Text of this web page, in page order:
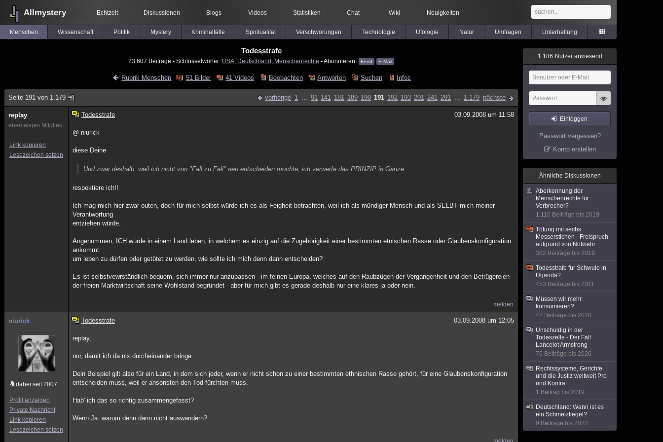
Allmystery Echtzeit Diskussionen Blogs Videos Statistiken Chat Wiki Neuigkeiten
Menschen Wissenschaft Politik Mystery Kriminalfälle Spiritualität Verschwörungen Technologie Ufologie Natur Umfragen Unterhaltung
Todesstrafe
23.607 Beiträge ▪ Schlüsselwörter: USA Deutschland Menschenrechte ▪ Abonnieren: Feed E-Mail
Rubrik Menschen 51 Bilder 41 Videos Beobachten Antworten Suchen Infos
Seite 191 von 1.179 vorherige 1 ... 91 141 181 189 190 191 192 193 201 241 291 ... 1.179 nächste
replay
ehemaliges Mitglied
Link kopieren
Lesezeichen setzen
Todesstrafe 03.09.2008 um 11:58
@ niurick
diese Deine
Und zwar deshalb, weil ich nicht von "Fall zu Fall" neu entscheiden möchte; ich verwerfe das PRINZIP in Gänze.
respektiere ich!!
Ich mag mich hier zwar outen, doch für mich selbst würde ich es als Feigheit betrachten, weil ich als mündiger Mensch und als SELBT mich meiner
Verantwortung
entziehen würde.
Angenommen, ICH würde in einem Land leben, in welchem es einzig auf die Zugehörigkeit einer bestimmten etnischen Rasse oder Glaubenskonfiguration
ankommt
um leben zu dürfen oder getötet zu werden, wie sollte ich mich denn dann entscheiden?
Es ist selbstvewrständlich bequem, sich immer nur anzupassen - im feinen Europa, welches auf den Raubzügen der Vergangenheit und den Betrügereien
der freien Marktwirtschaft seine Wohlstand begründet - aber für mich gibt es gerade deshalb nur eine klares ja oder nein.
melden
niurick
dabei seit 2007
Profil anzeigen
Private Nachricht
Link kopieren
Lesezeichen setzen
Todesstrafe 03.09.2008 um 12:05
replay,
nur, damit ich da nix durcheinander bringe:
Dein Beispiel gilt also für ein Land, in dem sich jeder, wenn er nicht schon zu einer bestimmten ethnischen Rasse gehört, für eine Glaubenskonfiguration
entscheiden muss, weil er ansonsten den Tod fürchten muss.
Hab' ich das so richtig zusammengefasst?
Wenn Ja: warum denn dann nicht auswandern?
1.186 Nutzer anwesend
Einloggen
Passwort vergessen?
Konto erstellen
Ähnliche Diskussionen
Aberkennung der
Menschenrechte für
Verbrecher?
1.116 Beiträge bis 2019
Tötung mit sechs
Messerstichen - Freispruch
aufgrund von Notwehr
362 Beiträge bis 2019
Todesstrafe für Schwule in
Uganda?
453 Beiträge bis 2011
Müssen wir mehr
konsumieren?
42 Beiträge bis 2020
Unschuldig in der
Todeszelle - Der Fall
Lancelot Armstrong
76 Beiträge bis 2026
Rechtssysteme, Gerichte
und die Justiz weltweit Pro
und Kontra
1 Beitrag bis 2019
Deutschland: Wann ist es
ein Schmelztiegel?
9 Beiträge bis 2022